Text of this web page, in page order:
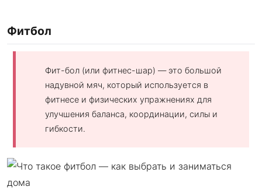
Фитбол
Фит-бол (или фитнес-шар) — это большой
надувной мяч, который используется в
фитнесе и физических упражнениях для
улучшения баланса, координации, силы и
гибкости.